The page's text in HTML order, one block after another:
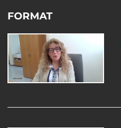
FORMAT